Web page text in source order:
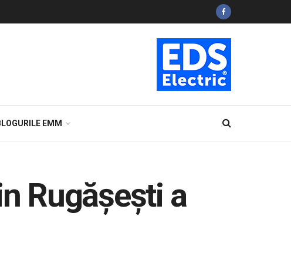
EMM
Rugășești a